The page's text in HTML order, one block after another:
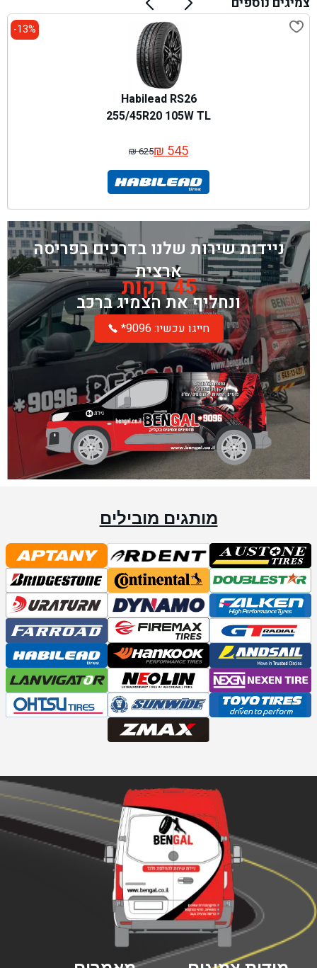
13%-
Habilead RS26
255/45R20 105W TL
₪625
המחיר
המקורי
היה:
₪ 625.
₪545 המחיר
הנוכחי
הוא:
₪ 545.
ניידות שירות שלנו בדרכים בפריסה
ארצית
45 דקות
ונחליף את הצמיג ברכב
*חייגו עכשיו: 9096
מותגים מובילים